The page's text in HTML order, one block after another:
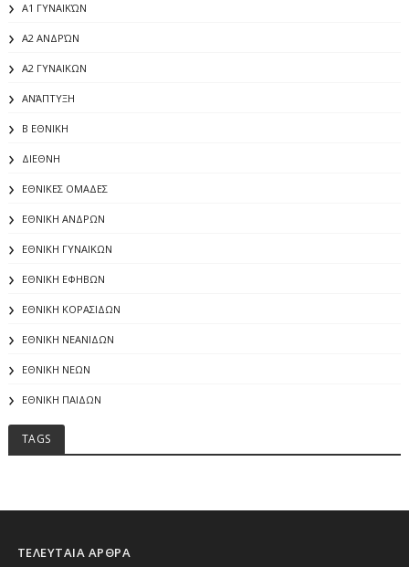
Α1 ΓΥΝΑΙΚΏΝ
Α2 ΑΝΔΡΏΝ
Α2 ΓΥΝΑΙΚΩΝ
ΑΝΆΠΤΥΞΗ
Β ΕΘΝΙΚΗ
ΔΙΕΘΝΗ
ΕΘΝΙΚΕΣ ΟΜΑΔΕΣ
ΕΘΝΙΚΗ ΑΝΔΡΩΝ
ΕΘΝΙΚΗ ΓΥΝΑΙΚΩΝ
ΕΘΝΙΚΗ ΕΦΗΒΩΝ
ΕΘΝΙΚΗ ΚΟΡΑΣΙΔΩΝ
ΕΘΝΙΚΗ ΝΕΑΝΙΔΩΝ
ΕΘΝΙΚΗ ΝΕΩΝ
ΕΘΝΙΚΗ ΠΑΙΔΩΝ
TAGS
ΤΕΛΕΥΤΑΙΑ ΑΡΘΡΑ